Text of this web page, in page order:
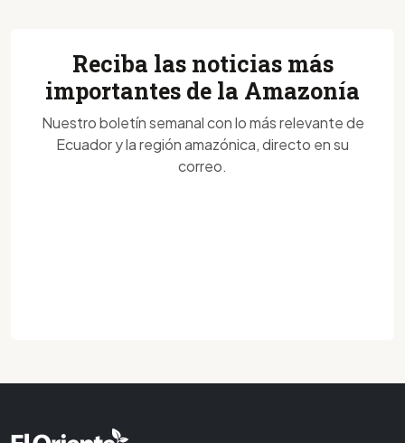
Reciba las noticias más
importantes de la Amazonía
Nuestro boletín semanal con lo más relevante de
Ecuador y la región amazónica, directo en su
correo.